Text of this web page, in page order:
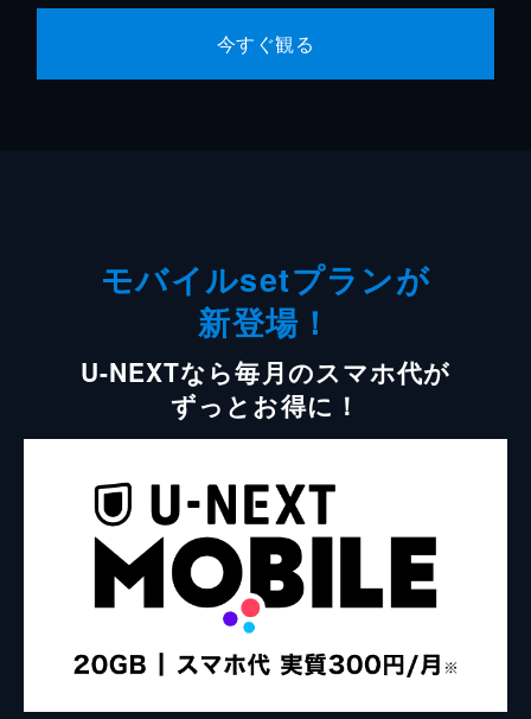
今すぐ観る
モバイルsetプランが
新登場！
U-NEXTなら毎月のスマホ代が
ずっとお得に！